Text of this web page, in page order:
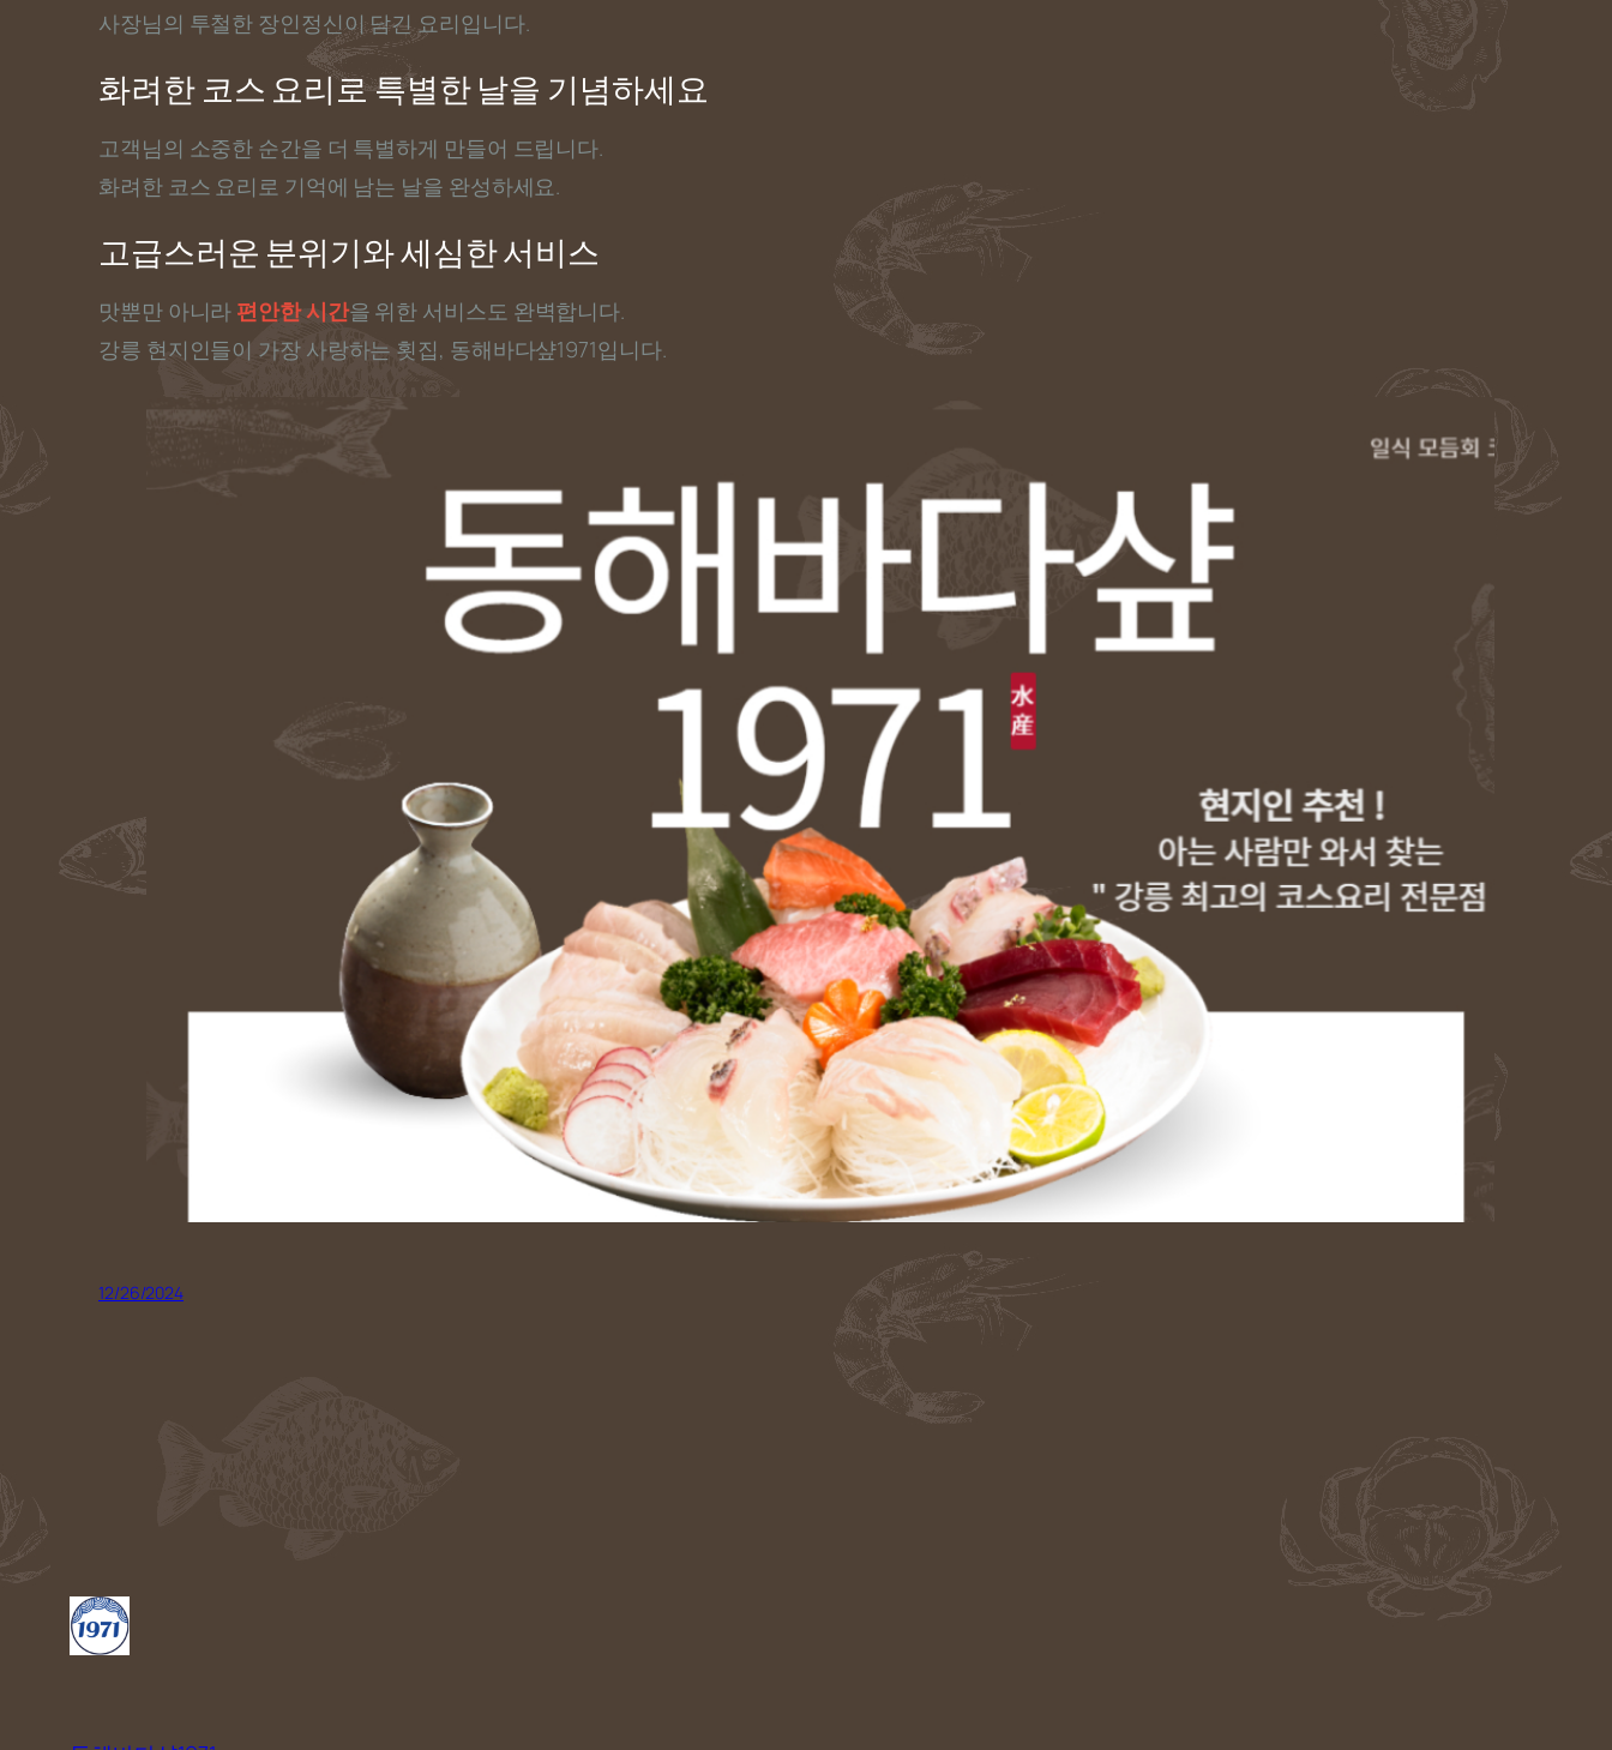
사장님의 투철한 장인정신이 담긴 요리입니다.
화려한 코스 요리로 특별한 날을 기념하세요
고객님의 소중한 순간을 더 특별하게 만들어 드립니다.
화려한 코스 요리로 기억에 남는 날을 완성하세요.
고급스러운 분위기와 세심한 서비스
맛뿐만 아니라 편안한 시간을 위한 서비스도 완벽합니다.
강릉 현지인들이 가장 사랑하는 횟집, 동해바다샾1971입니다.
12/26/2024